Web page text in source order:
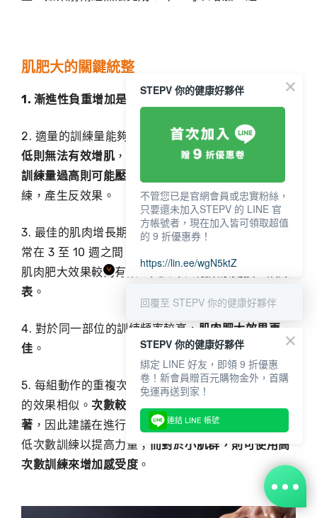
肌肥大的關鍵統整
1. 漸進性負重增加是促進肌肉肥大的關鍵。
2. 適量的訓練量能夠保證肌肉穩定增長， 若訓練量過
低則無法有效增肌 ，維持現有訓練量則會停滯不前；
訓練量過高則可能壓抑力量提升
練，產生反效果。
3. 最佳的肌肉增長期是持續進行相同的健身課表，通
常在 3 至 10 週之間。前兩週主要集中於肌肉修復，
肌肉肥大效果較為有限，
因此不建議頻繁更換重訓課
表。
4. 對於同一部位的訓練頻率較高， 肌肉肥大效果更
佳 。
5. 每組動作的重複次數在 4 至 20 次之間對肌肉肥大
的效果相似。 次數較低時，力量增加的效果會更顯
著 ，因此建議在進行大動作（ 如健力三項 ）時採用
低次數訓練以提高力量； 而對於小肌群，則可使用高
次數訓練來增加感受度 。
STEPV 你的健康好夥伴
不管您已是官網會員或忠實粉絲，
只要還未加入STEPV 的 LINE 官
方帳號者，現在加入皆可領取超值
的 9 折優惠券！
https://lin.ee/wgN5ktZ
回覆至 STEPV 你的健康好夥伴
STEPV 你的健康好夥伴
綁定 LINE 好友，即領 9 折優惠
卷！新會員贈百元購物金外，首購
免運再送到家！
連結 LINE 帳號